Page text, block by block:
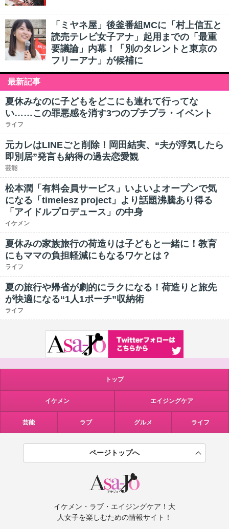
「ミヤネ屋」後釜番組MCに「村上信五と
読売テレビ女子アナ」起用までの「最重
要議論」内幕！「別のタレントと東京の
フリーアナ」が候補に
最新記事
夏休みなのに子どもをどこにも連れて行ってな
い……この罪悪感を消す3つのプチプラ・イベント
ライフ
元カレはLINEごと削除！岡田結実、“夫が浮気したら
即別居”発言も納得の過去恋愛観
芸能
松本潤「有料会員サービス」いよいよオープンで気
になる「timelesz project」より話題沸騰あり得る
「アイドルプロデュース」の中身
イケメン
夏休みの家族旅行の荷造りは子どもと一緒に！教育
にもママの負担軽減にもなるワケとは？
ライフ
夏の旅行や帰省が劇的にラクになる！荷造りと旅先
が快適になる“1人1ポーチ”収納術
ライフ
トップ
イケメン エイジングケア
芸能 ラブ グルメ ライフ
ページトップへ
イケメン・ラブ・エイジングケア！大
人女子を楽しむための情報サイト！